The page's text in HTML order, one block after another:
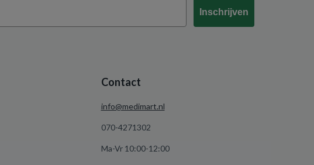
Inschrijven
Contact
info@medimart.nl
070-4271302
Ma-Vr 10:00-12:00